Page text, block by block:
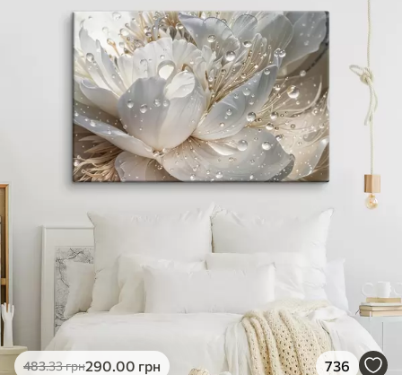
483.33грн290.00 грн 736